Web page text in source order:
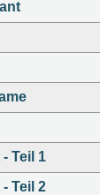
Teil 1
Teil 2